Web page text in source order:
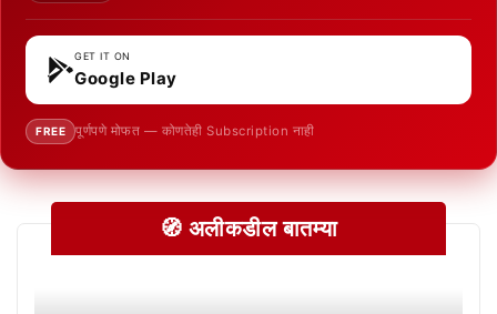
GET IT ON
Google Play
FREE पूर्णपणे मोफत — कोणतेही Subscription नाही
🧭 अलीकडील बातम्या